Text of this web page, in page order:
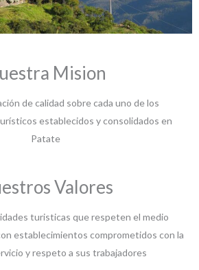
Mision
de calidad sobre cada uno de los
establecidos y consolidados en
Patate
Valores
turisticas que respeten el medio
establecimientos comprometidos con la
y respeto a sus trabajadores